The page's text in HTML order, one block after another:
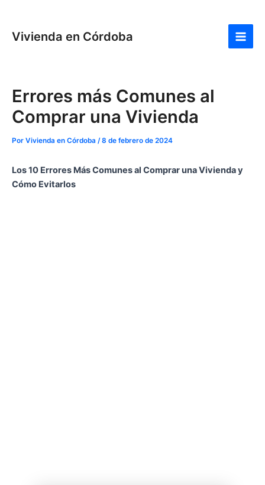
contenido
Vivienda en Córdoba
Errores más Comunes al
Comprar una Vivienda
Por Vivienda en Córdoba /8 de febrero de 2024
Los 10 Errores Más Comunes al Comprar una Vivienda y
Cómo Evitarlos
entradas